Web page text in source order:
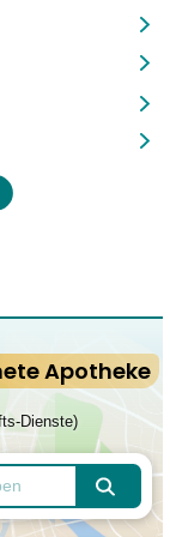
Apotheke
Dienste)